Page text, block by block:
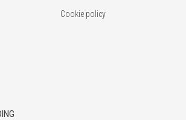
Cookie policy